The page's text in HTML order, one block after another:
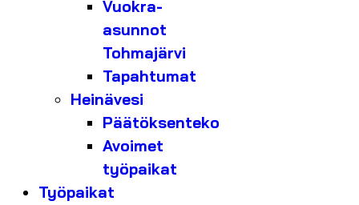
Vuokra-
asunnot
Tohmajärvi
Tapahtumat
Heinävesi
Päätöksenteko
Avoimet
työpaikat
Työpaikat